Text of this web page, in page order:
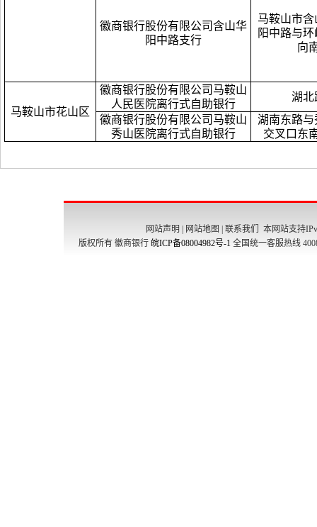
徽商银行股份有限公司含山华
阳中路支行
马鞍山市
阳中路与
向
马鞍山市花山区
徽商银行股份有限公司马鞍山
人民医院离行式自助银行
湖北
徽商银行股份有限公司马鞍山
秀山医院离行式自助银行
湖南东路
交叉口东
网站声明 网站地图 联系我们
本网站支持
版权所有 徽商银行 皖ICP备08004982号-1 全国统一客服热线